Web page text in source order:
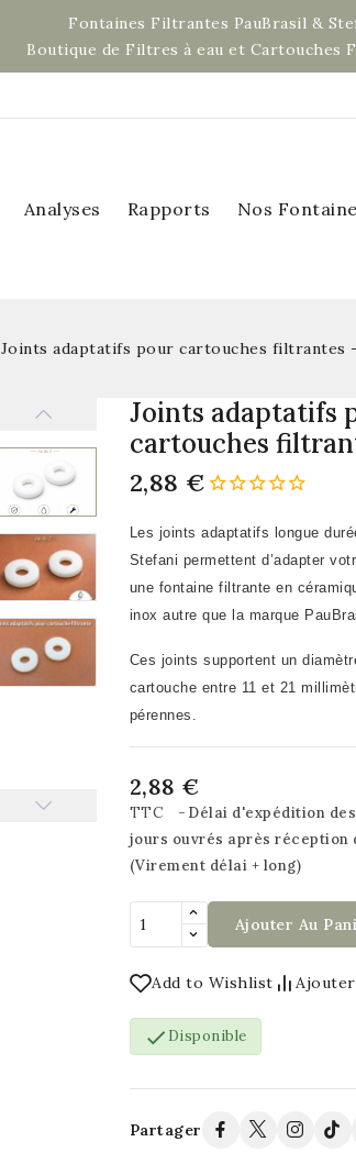
Fontaines Filtrantes PauBrasil &
Boutique de Filtres à eau et Cartouches
Analyses Rapports Nos
Joints adaptatifs pour cartouches filtrantes
Joints adaptatifs
cartouches
2,88 €
Les joints adaptatifs longue
Stefani permettent d’adapter
une fontaine filtrante en
inox autre que la marque
Ces joints supportent un
cartouche entre 11 et 21
pérennes.
2,88 €
TTC
Délai d'expédition
jours ouvrés après réception
(Virement délai + long)
Ajouter Au
Add to Wishlist
 Disponible
Partager